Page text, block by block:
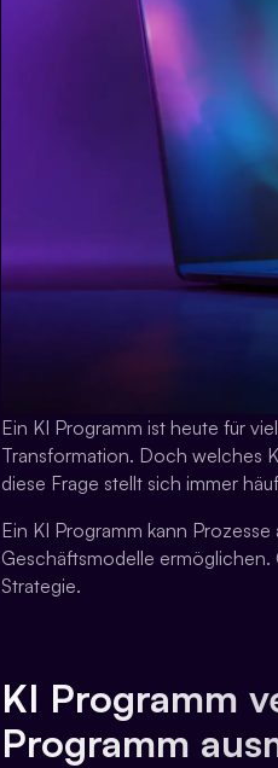
Ein KI Programm ist heute für
Transformation. Doch welches
diese Frage stellt sich immer
Ein KI Programm kann
Geschäftsmodelle ermöglichen.
Strategie.
KI Programm
Programm